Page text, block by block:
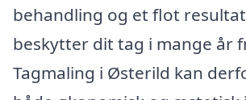
behandling og et flot
beskytter dit tag i mange år
Tagmaling i Østerild kan